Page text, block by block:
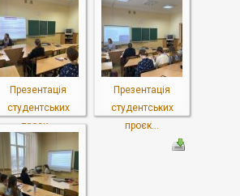
Презентація
студентських
проєк...
Презентація
студентських
проєк...